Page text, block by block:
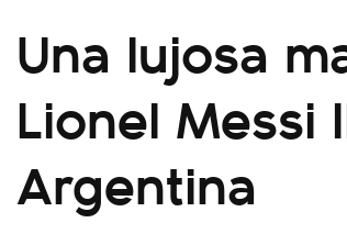
Una lujosa
Lionel Messi
Argentina